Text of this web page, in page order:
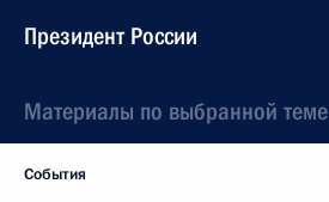
Президент России
Материалы по выбранной теме
События